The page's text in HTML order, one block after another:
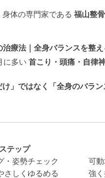
体の専門家である 福山整
治療法｜全身バランスを整え
に多い 首こり・頭痛・自律
け」ではなく「全身のバラ
ステップ
姿勢チェック
可
しくゆるめる
強